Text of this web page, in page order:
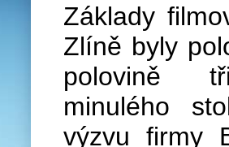
Základy
Zlíně byly
polovině
minulého
výzvu firmy